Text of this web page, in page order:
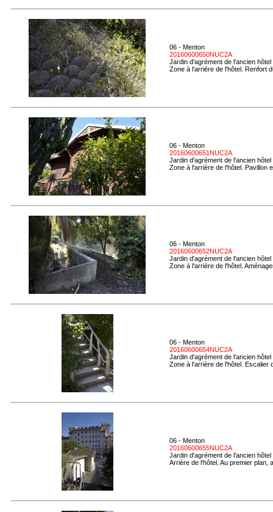
06 - Menton
20160600650NUC2A
Jardin d'agrément de l'ancien
Zone à l'arrière de l'hôtel. Renfort
06 - Menton
20160600651NUC2A
Jardin d'agrément de l'ancien
Zone à l'arrière de l'hôtel. Pavillon
06 - Menton
20160600652NUC2A
Jardin d'agrément de l'ancien
Zone à l'arrière de l'hôtel.
06 - Menton
20160600654NUC2A
Jardin d'agrément de l'ancien
Zone à l'arrière de l'hôtel. Escalier
06 - Menton
20160600655NUC2A
Jardin d'agrément de l'ancien
Arrière de l'hôtel. Au premier plan,